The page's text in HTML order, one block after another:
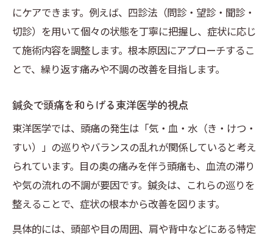
頭痛時に試したい簡単セルフケア方法
目の奥が痛むときのツボ押しと鍼灸の活用
生活習慣の見直しと鍼灸的アドバイス
温罨法・マッサージを鍼灸と組み合わせる
にケアできます。例えば、四診法（問診・望診・聞診・
切診）を用いて個々の状態を丁寧に把握し、症状に応じ
て施術内容を調整します。根本原因にアプローチするこ
とで、繰り返す痛みや不調の改善を目指します。
鍼灸で頭痛を和らげる東洋医学的視点
東洋医学では、頭痛の発生は「気・血・水（き・けつ・
すい）」の巡りやバランスの乱れが関係していると考え
られています。目の奥の痛みを伴う頭痛も、血流の滞り
や気の流れの不調が要因です。鍼灸は、これらの巡りを
整えることで、症状の根本から改善を図ります。
具体的には、頭部や目の周囲、肩や背中などにある特定